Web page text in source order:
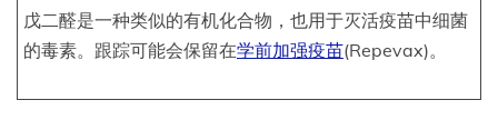
戊二醛是一种类似的有机化合物，也用于灭活疫苗中细菌
的毒素。跟踪可能会保留在学前加强疫苗(Repevax)。